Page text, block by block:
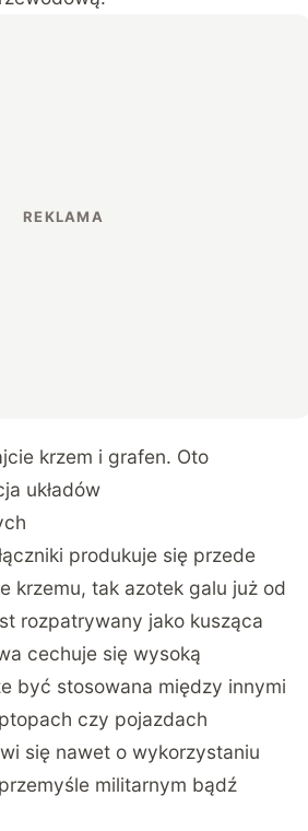
krzem i grafen. Oto
układów
produkuje się przede
krzemu, tak azotek galu już od
rozpatrywany jako kusząca
cechuje się wysoką
być stosowana między innymi
czy pojazdach
się nawet o wykorzystaniu
militarnym bądź